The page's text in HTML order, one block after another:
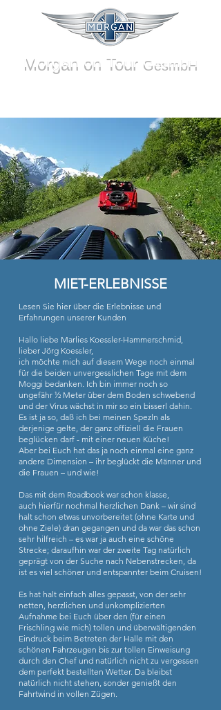
Morgan on Tour GesmbH
MIET-ERLEBNISSE
Lesen Sie hier über die Erlebnisse und
Erfahrungen unserer Kunden
Hallo liebe Marlies Koessler-Hammerschmid,
lieber Jörg Koessler,
ich möchte mich auf diesem Wege noch einmal
für die beiden unvergesslichen Tage mit dem
Moggi bedanken. Ich bin immer noch so
ungefähr ½ Meter über dem Boden schwebend
und der Virus wächst in mir so ein bisserl dahin.
Es ist ja so, daß ich bei meinen Spezln als
derjenige gelte, der ganz offiziell die Frauen
beglücken darf - mit einer neuen Küche!
Aber bei Euch hat das ja noch einmal eine ganz
andere Dimension – ihr beglückt die Männer und
die Frauen – und wie!
Das mit dem Roadbook war schon klasse,
auch hierfür nochmal herzlichen Dank – wir sind
halt schon etwas unvorbereitet (ohne Karte und
ohne Ziele) dran gegangen und da war das schon
sehr hilfreich – es war ja auch eine schöne
Strecke; daraufhin war der zweite Tag natürlich
geprägt von der Suche nach Nebenstrecken, da
ist es viel schöner und entspannter beim Cruisen!
Es hat halt einfach alles gepasst, von der sehr
netten, herzlichen und unkomplizierten
Aufnahme bei Euch über den (für einen
Frischling wie mich) tollen und überwältigenden
Eindruck beim Betreten der Halle mit den
schönen Fahrzeugen bis zur tollen Einweisung
durch den Chef und natürlich nicht zu vergessen
dem perfekt bestellten Wetter. Da bleibst
natürlich nicht stehen, sonder genießt den
Fahrtwind in vollen Zügen.